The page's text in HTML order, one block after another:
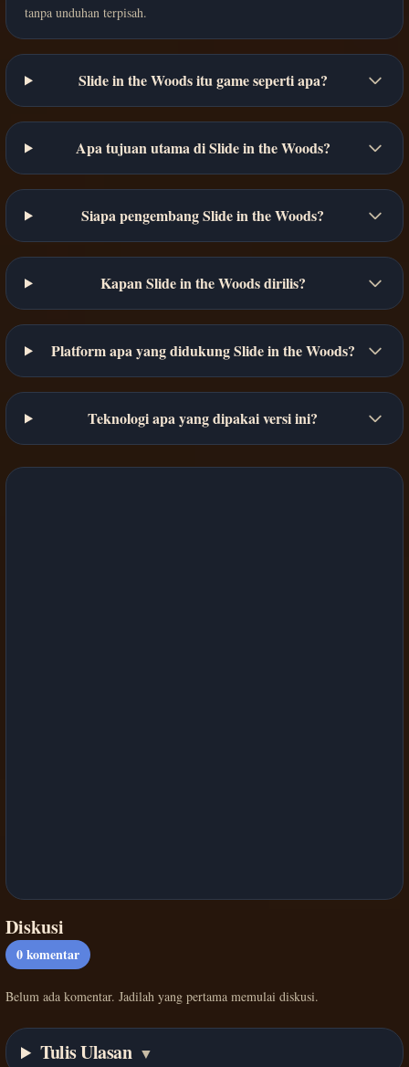
tanpa unduhan terpisah.
Slide in the Woods itu game seperti apa?
Apa tujuan utama di Slide in the Woods?
Siapa pengembang Slide in the Woods?
Kapan Slide in the Woods dirilis?
Platform apa yang didukung Slide in the Woods?
Teknologi apa yang dipakai versi ini?
Diskusi
0komentar
Belum ada komentar. Jadilah yang pertama memulai diskusi.
Tulis Ulasan ▼